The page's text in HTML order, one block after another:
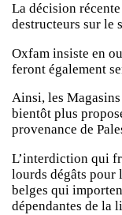
La décision
destructeurs sur le
Oxfam insiste en
feront également
Ainsi, les
bientôt plus
provenance de
L’interdiction qui
lourds dégâts pour
belges qui
dépendantes de la